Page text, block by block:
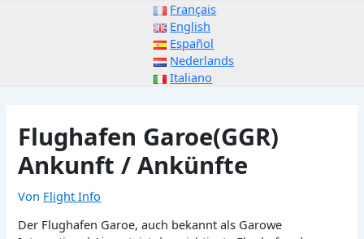
Français
English
Español
Nederlands
Italiano
Flughafen Garoe(GGR)
Ankunft / Ankünfte
Von Flight Info
Der Flughafen Garoe, auch bekannt als Garowe